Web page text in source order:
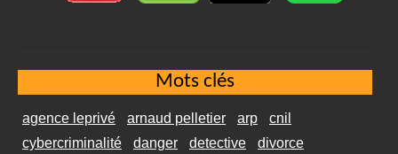
Mots clés
agence leprivé arnaud pelletier arp
cnil
cybercriminalité
danger detective
divorce